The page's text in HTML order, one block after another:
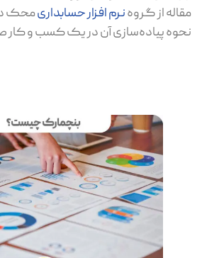
مقاله از گروهنرم افزار حسابداریمحک
نحوه پیاده‌سازی آن در یک کسب و